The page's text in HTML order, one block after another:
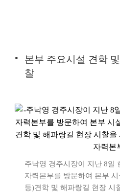
본부 주요시설 견학
찰
주낙영 경주시장이 지난 8일
자력본부를 방문하여 본부
등)견학 및 해파랑길 현장 시